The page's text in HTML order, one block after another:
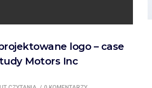
logo – case
Motors Inc